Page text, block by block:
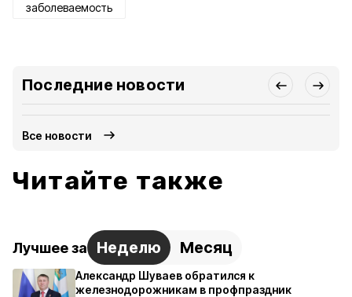
заболеваемость
Последние новости
Все новости
Читайте также
Лучшее за Неделю Месяц
Александр Шуваев обратился к
железнодорожникам в профпраздник